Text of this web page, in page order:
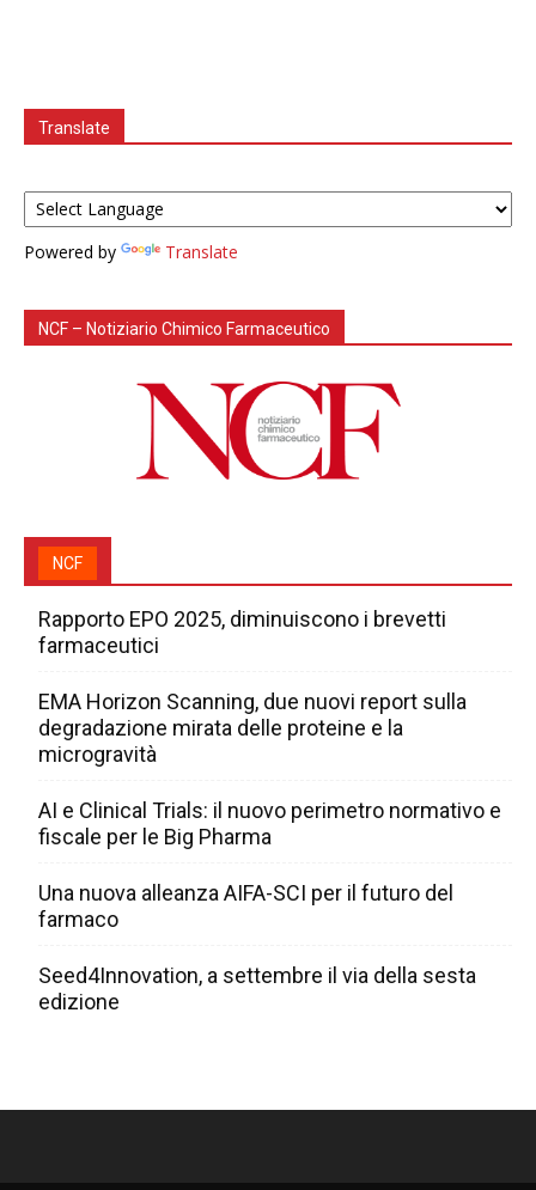
Translate
Powered by Translate
NCF – Notiziario Chimico Farmaceutico
NCF
Rapporto EPO 2025, diminuiscono i brevetti
farmaceutici
EMA Horizon Scanning, due nuovi report sulla
degradazione mirata delle proteine e la
microgravità
AI e Clinical Trials: il nuovo perimetro normativo e
fiscale per le Big Pharma
Una nuova alleanza AIFA-SCI per il futuro del
farmaco
Seed4Innovation, a settembre il via della sesta
edizione